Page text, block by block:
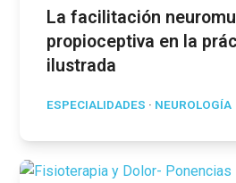
La facilitación
propioceptiva en la
ilustrada
ESPECIALIDADES · NEUROLOGÍA